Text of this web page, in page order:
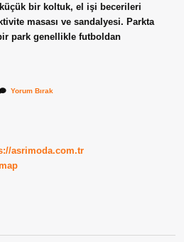
bir koltuk, el işi becerileri
masası ve sandalyesi. Parkta
park genellikle futboldan
Yorum Bırak
asrimoda.com.tr